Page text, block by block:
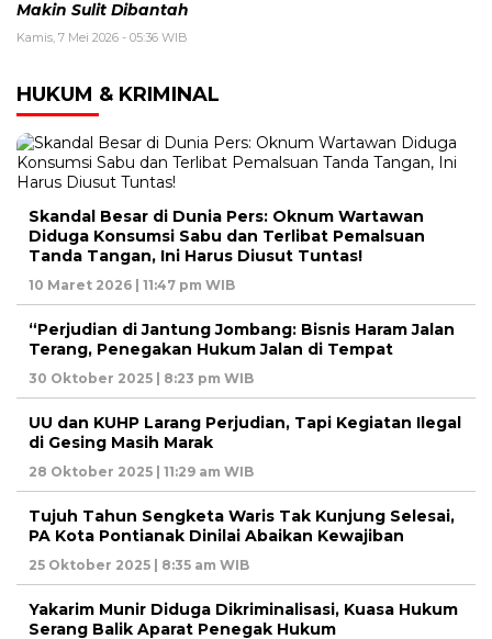
Makin Sulit Dibantah
Kamis, 7 Mei 2026 - 05:36 WIB
HUKUM & KRIMINAL
Skandal Besar di Dunia Pers: Oknum Wartawan
Diduga Konsumsi Sabu dan Terlibat Pemalsuan
Tanda Tangan, Ini Harus Diusut Tuntas!
10 Maret 2026 | 11:47 pm WIB
“Perjudian di Jantung Jombang: Bisnis Haram Jalan
Terang, Penegakan Hukum Jalan di Tempat
30 Oktober 2025 | 8:23 pm WIB
UU dan KUHP Larang Perjudian, Tapi Kegiatan Ilegal
di Gesing Masih Marak
28 Oktober 2025 | 11:29 am WIB
Tujuh Tahun Sengketa Waris Tak Kunjung Selesai,
PA Kota Pontianak Dinilai Abaikan Kewajiban
25 Oktober 2025 | 8:35 am WIB
Yakarim Munir Diduga Dikriminalisasi, Kuasa Hukum
Serang Balik Aparat Penegak Hukum